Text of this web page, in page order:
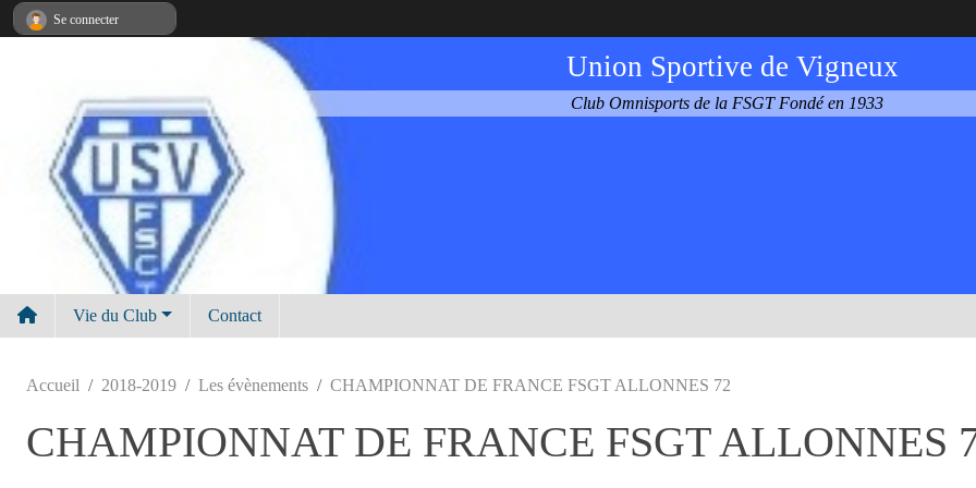
Union Sportive de Vigneux
Club Omnisports de la FSGT Fondé en 1933
Vie du Club Contact
Accueil 2018-2019 Les évènements CHAMPIONNAT DE FRANCE FSGT ALLONNES 72
CHAMPIONNAT DE FRANCE FSGT ALLONNES
Se connecter
Panneau de gestion des cookies